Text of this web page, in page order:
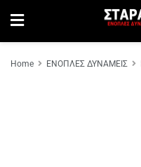
Home ΕΝΟΠΛΕΣ ΔΥΝΑΜΕΙΣ